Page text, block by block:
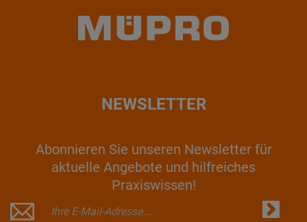
NEWSLETTER
Abonnieren Sie unseren Newsletter für
aktuelle Angebote und hilfreiches
Praxiswissen!